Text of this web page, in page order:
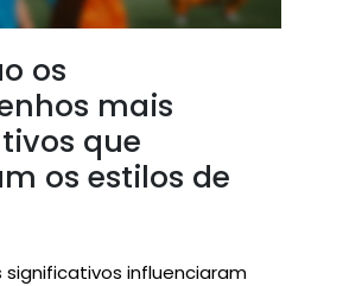
os
mais
que
os estilos de
significativos influenciaram